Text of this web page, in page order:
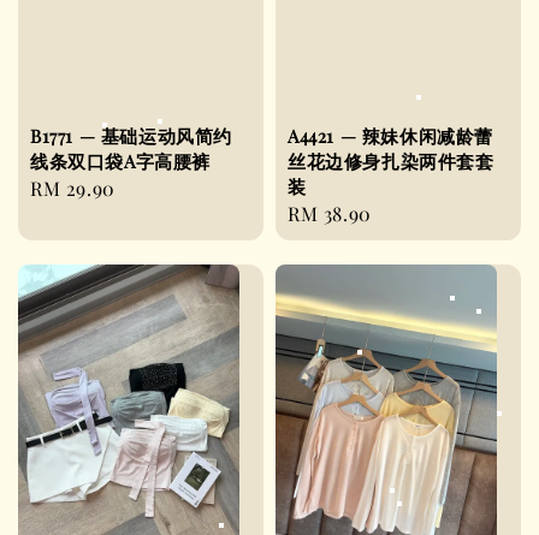
B1771 — 基础运动风简约
线条双口袋A字高腰裤
Regular
RM 29.90
A4421 — 辣妹休闲减龄蕾
丝花边修身扎染两件套套
装
Regular
price
RM 38.90